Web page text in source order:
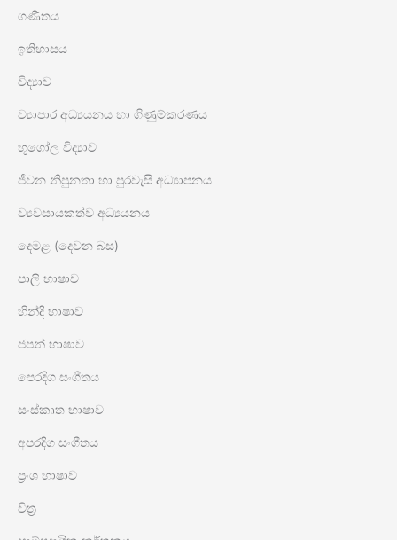
ගණිතය
ඉතිහාසය
විද්‍යාව
ව්‍යාපාර අධ්‍යයනය හා ගිණුම්කරණය
භූගෝල විද්‍යාව
ජීවන නිපුනතා හා පුරවැසි අධ්‍යාපනය
ව්‍යවසායකත්ව අධ්‍යයනය
දෙමළ (දෙවන බස)
පාලි භාෂාව
හින්දි භාෂාව
ජපන් භාෂාව
පෙරදිග සංගීතය
සංස්කෘත භාෂාව
අපරදිග සංගීතය
ප්‍රංශ භාෂාව
චිත්‍ර